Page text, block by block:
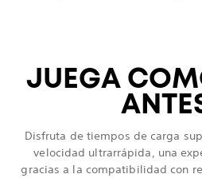
JUEGA
Disfruta de tiempos de carga
velocidad ultrarrápida, una
gracias a la compatibilidad con